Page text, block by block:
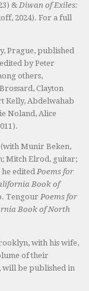
& Diwan of Exiles:
2024). For a full
Prague, published
by Peter
others,
Clayton
Kelly, Abdelwahab
Noland, Alice
(with Munir Beken,
Mitch Elrod, guitar;
edited Poems for
Book of
Tengour Poems for
Book of North
with his wife,
of their
, will be published in